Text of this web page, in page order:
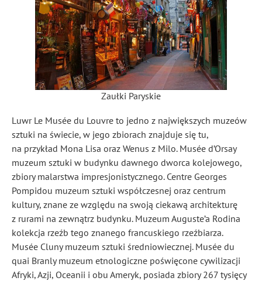
Zaułki Paryskie
Luwr Le Musée du Louvre to jedno z największych muzeów
sztuki na świecie, w jego zbiorach znajduje się tu,
na przykład Mona Lisa oraz Wenus z Milo. Musée d’Orsay
muzeum sztuki w budynku dawnego dworca kolejowego,
zbiory malarstwa impresjonistycznego. Centre Georges
Pompidou muzeum sztuki współczesnej oraz centrum
kultury, znane ze względu na swoją ciekawą architekturę
z rurami na zewnątrz budynku. Muzeum Auguste’a Rodina
kolekcja rzeźb tego znanego francuskiego rzeźbiarza.
Musée Cluny muzeum sztuki średniowiecznej. Musée du
quai Branly muzeum etnologiczne poświęcone cywilizacji
Afryki, Azji, Oceanii i obu Ameryk, posiada zbiory 267 tysięcy